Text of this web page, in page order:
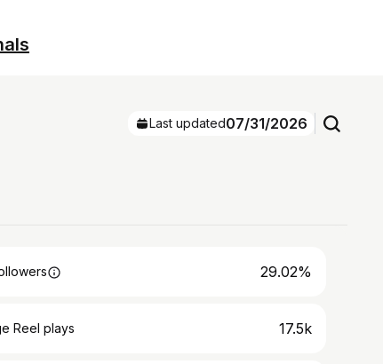
Last updated07/31/2026
29.02%
Reel plays 17.5k